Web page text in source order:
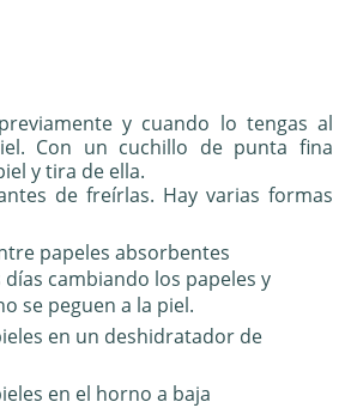
y cuando lo tengas al
Con un cuchillo de punta fina
y tira de ella.
de freírlas. Hay varias formas
papeles absorbentes
cambiando los papeles y
se peguen a la piel.
en un deshidratador de
en el horno a baja